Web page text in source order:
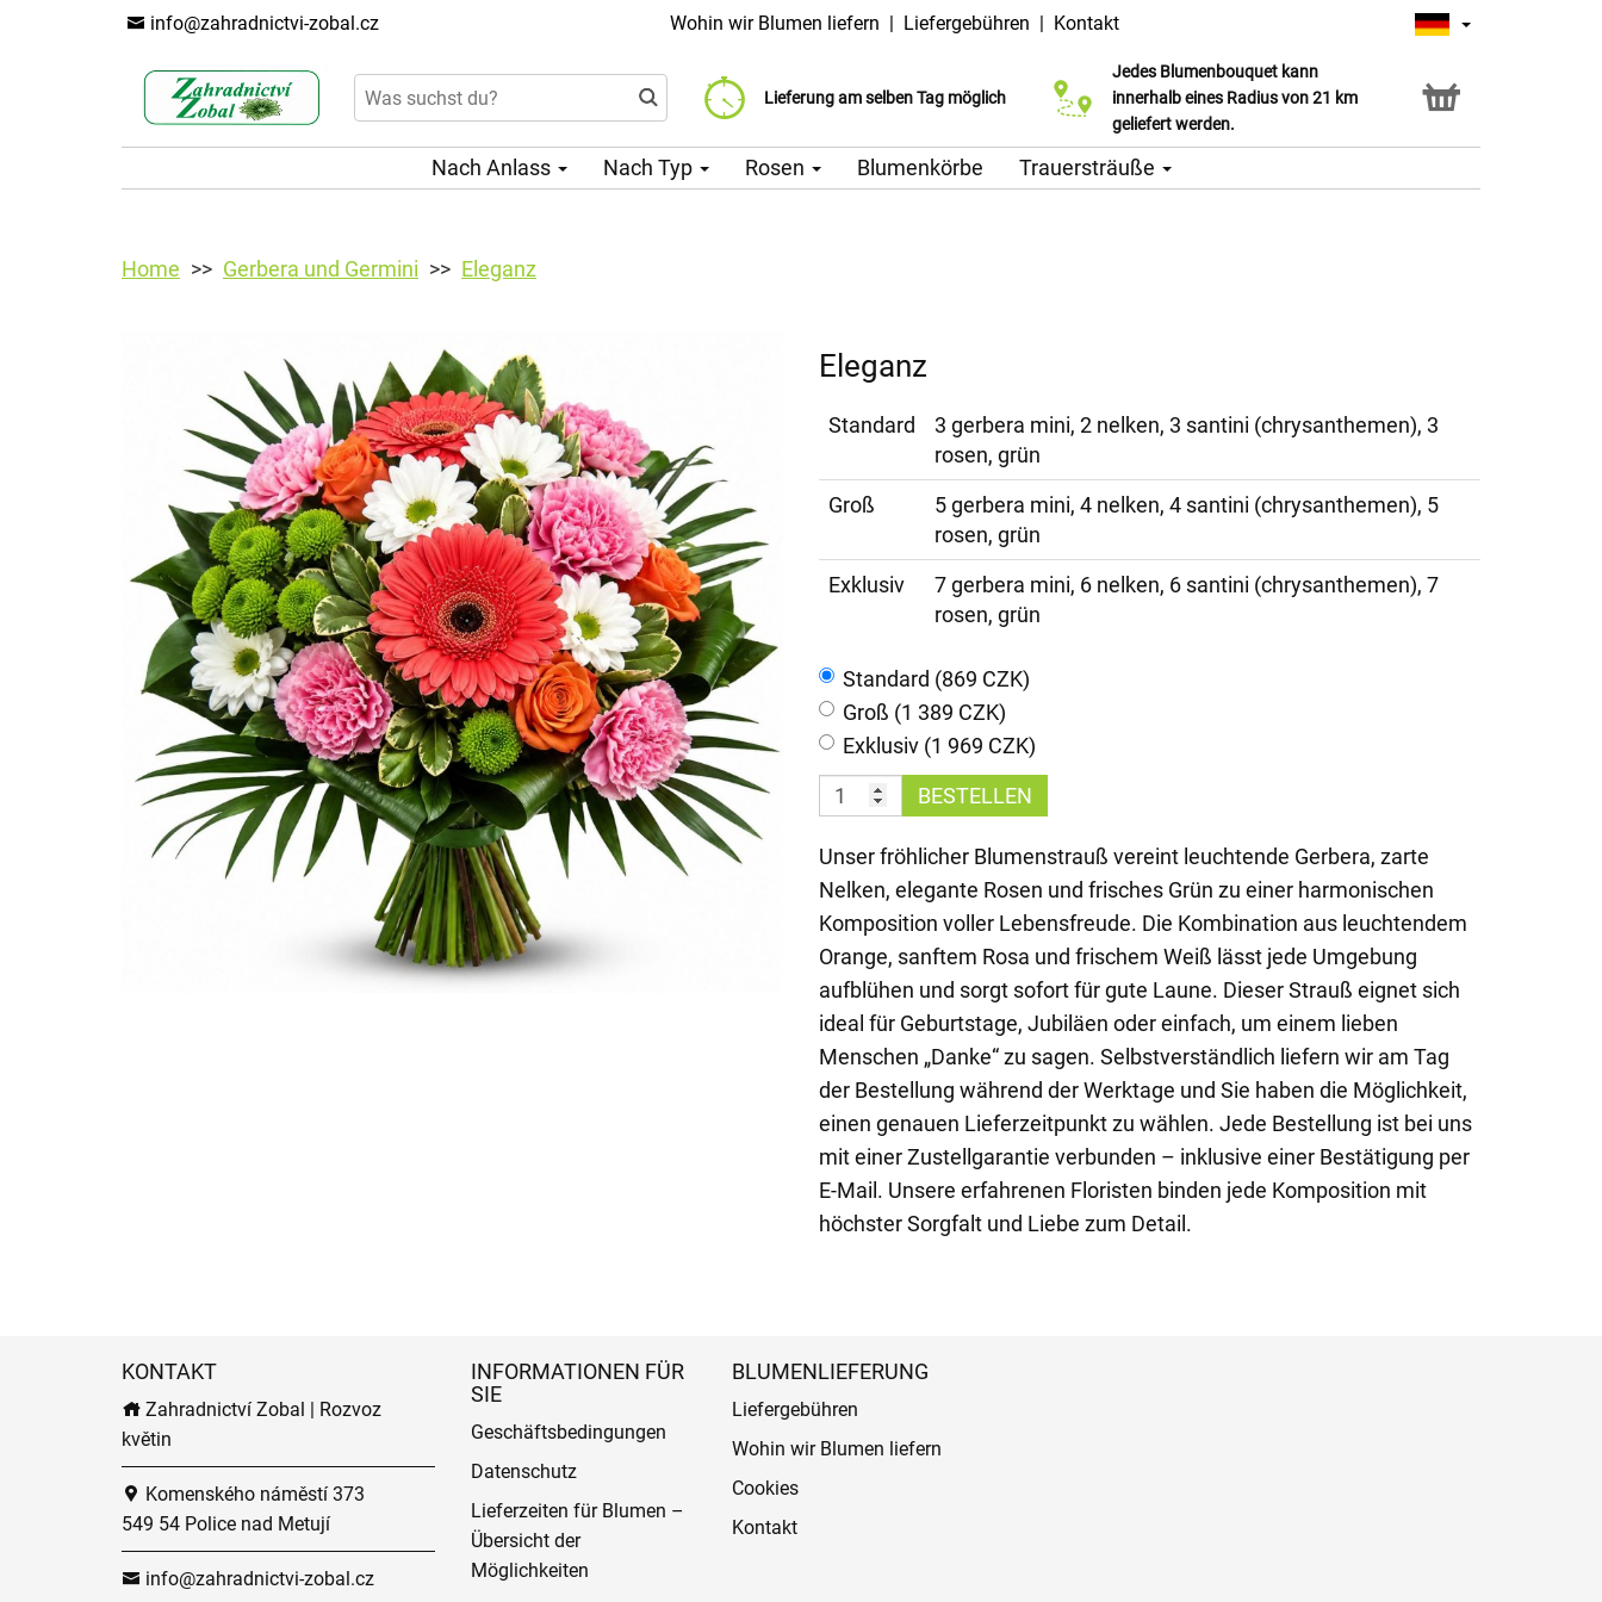
info@zahradnictvi-zobal.cz Wohin wir Blumen liefern | Liefergebühren | Kontakt
Lieferung am selben Tag möglich
Liefergebühr ab 99 CZK
Wählen Sie Ihr Lieferdatum
Jedes Blumenbouquet kann
innerhalb eines Radius von 21 km
geliefert werden.
Click & Collect Service
Nach Anlass Nach Typ Rosen Blumenkörbe Trauersträuße
Home Gerbera und Germini Eleganz
Eleganz
Standard
3 gerbera mini, 2 nelken, 3 santini (chrysanthemen), 3
rosen, grün
Groß
5 gerbera mini, 4 nelken, 4 santini (chrysanthemen), 5
rosen, grün
Exklusiv
7 gerbera mini, 6 nelken, 6 santini (chrysanthemen), 7
rosen, grün
Standard (869 CZK)
Groß (1 389 CZK)
Exklusiv (1 969 CZK)
BESTELLEN
Unser fröhlicher Blumenstrauß vereint leuchtende Gerbera, zarte
Nelken, elegante Rosen und frisches Grün zu einer harmonischen
Komposition voller Lebensfreude. Die Kombination aus leuchtendem
Orange, sanftem Rosa und frischem Weiß lässt jede Umgebung
aufblühen und sorgt sofort für gute Laune. Dieser Strauß eignet sich
ideal für Geburtstage, Jubiläen oder einfach, um einem lieben
Menschen „Danke“ zu sagen. Selbstverständlich liefern wir am Tag
der Bestellung während der Werktage und Sie haben die Möglichkeit,
einen genauen Lieferzeitpunkt zu wählen. Jede Bestellung ist bei uns
mit einer Zustellgarantie verbunden – inklusive einer Bestätigung per
E-Mail. Unsere erfahrenen Floristen binden jede Komposition mit
höchster Sorgfalt und Liebe zum Detail.
KONTAKT
Zahradnictví Zobal | Rozvoz
květin
Komenského náměstí 373
549 54 Police nad Metují
info@zahradnictvi-zobal.cz
INFORMATIONEN FÜR
SIE
Geschäftsbedingungen
Datenschutz
Lieferzeiten für Blumen –
Übersicht der
Möglichkeiten
BLUMENLIEFERUNG
Liefergebühren
Wohin wir Blumen liefern
Cookies
Kontakt